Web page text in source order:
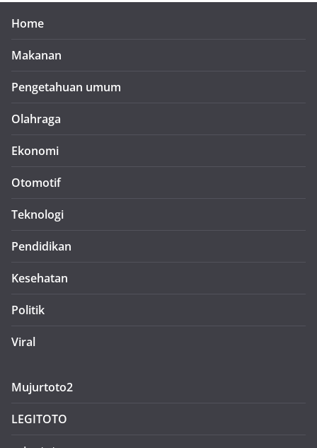
Home
Makanan
Pengetahuan umum
Olahraga
Ekonomi
Otomotif
Teknologi
Pendidikan
Kesehatan
Politik
Viral
Mujurtoto2
LEGITOTO